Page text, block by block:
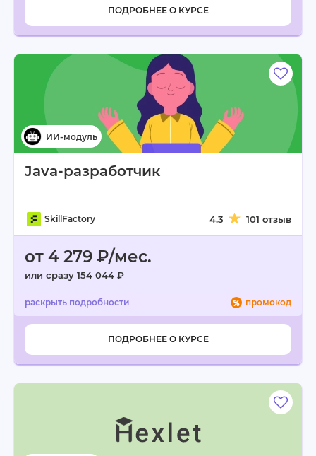
ПОДРОБНЕЕ О КУРСЕ
Java-разработчик
SkillFactory 4.3 101 отзыв
от 4 279 ₽/мес.
или сразу 154 044 ₽
промокод
ПОДРОБНЕЕ О КУРСЕ